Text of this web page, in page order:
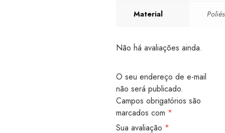
Material
Não há avaliações ainda.
O seu endereço de e-mail
não será publicado.
Campos obrigatórios são
marcados com *
Sua avaliação *